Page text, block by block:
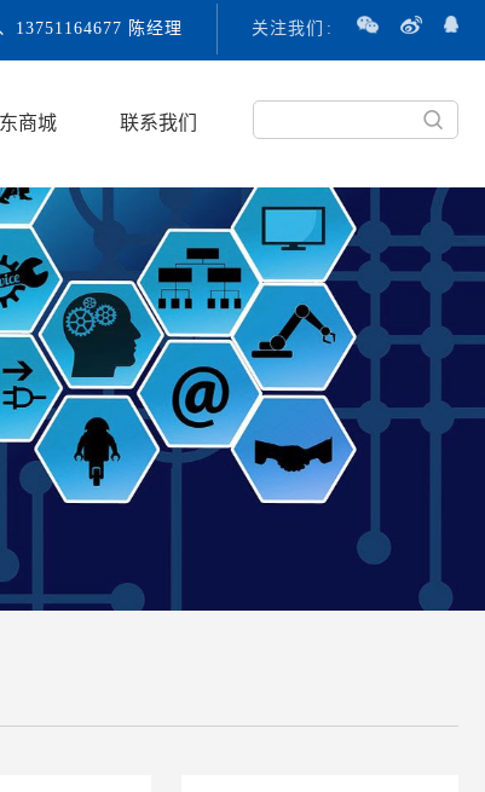
13751164677 陈经理 关注我们 :
商城 联系我们